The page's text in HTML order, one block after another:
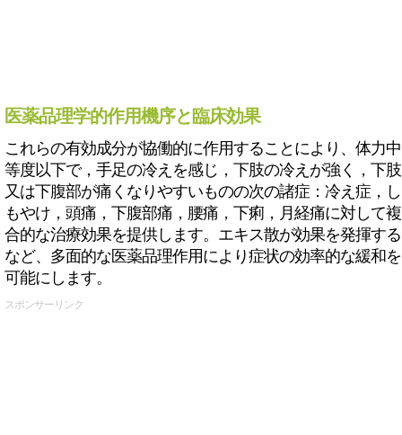
医薬品理学的作用機序と臨床効果
これらの有効成分が協働的に作用することにより、体力中
等度以下で，手足の冷えを感じ，下肢の冷えが強く，下肢
又は下腹部が痛くなりやすいものの次の諸症：冷え症，し
もやけ，頭痛，下腹部痛，腰痛，下痢，月経痛に対して複
合的な治療効果を提供します。エキス散が効果を発揮する
など、多面的な医薬品理作用により症状の効率的な緩和を
可能にします。
スポンサーリンク